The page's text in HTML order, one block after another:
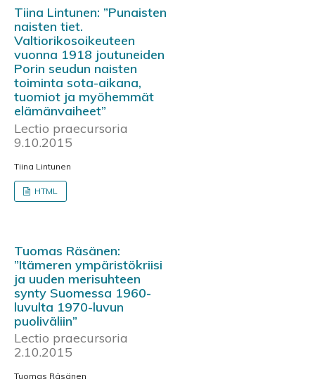
Tiina Lintunen: ”Punaisten
naisten tiet.
Valtiorikosoikeuteen
vuonna 1918 joutuneiden
Porin seudun naisten
toiminta sota-aikana,
tuomiot ja myöhemmät
elämänvaiheet”
Lectio praecursoria
9.10.2015
Tiina Lintunen
HTML
Tuomas Räsänen:
”Itämeren ympäristökriisi
ja uuden merisuhteen
synty Suomessa 1960-
luvulta 1970-luvun
puoliväliin”
Lectio praecursoria
2.10.2015
Tuomas Räsänen